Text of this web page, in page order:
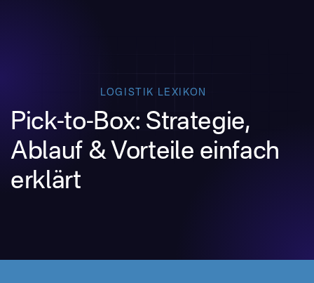
LOGISTIK LEXIKON
Pick-to-Box: Strategie,
Ablauf & Vorteile einfach
erklärt